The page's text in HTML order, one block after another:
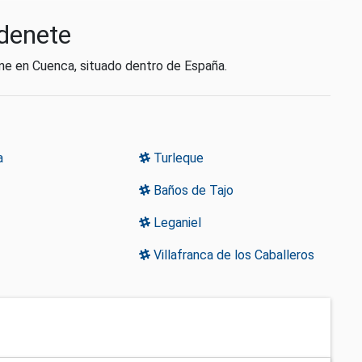
en Cuenca, situado dentro de España.
Turleque
Baños de Tajo
Leganiel
Villafranca de los Caballeros